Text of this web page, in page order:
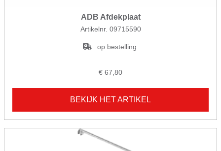
ADB Afdekplaat
Artikelnr. 09715590
op bestelling
€ 67,80
BEKIJK HET ARTIKEL